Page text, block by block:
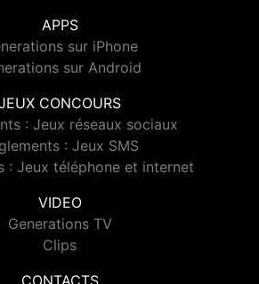
APPS
sur iPhone
sur Android
CONCOURS
: Jeux réseaux sociaux
: Jeux SMS
: Jeux téléphone et internet
VIDEO
Generations TV
Clips